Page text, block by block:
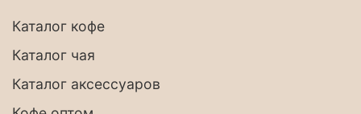
Каталог кофе
Каталог чая
Каталог аксессуаров